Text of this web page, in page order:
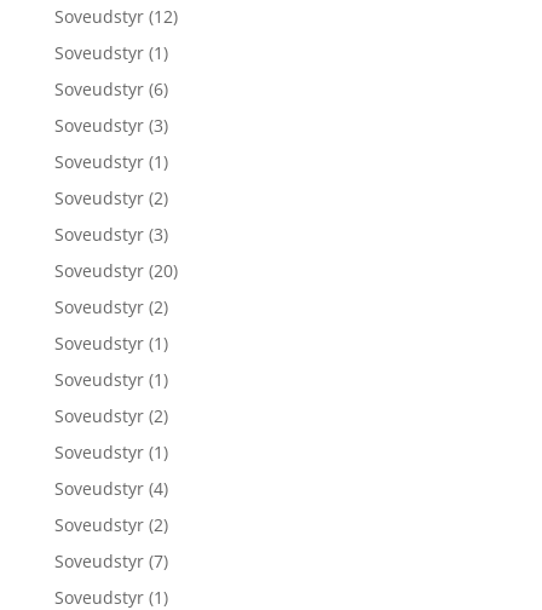
Soveudstyr (12)
Soveudstyr (1)
Soveudstyr (6)
Soveudstyr (3)
Soveudstyr (1)
Soveudstyr (2)
Soveudstyr (3)
Soveudstyr (20)
Soveudstyr (2)
Soveudstyr (1)
Soveudstyr (1)
Soveudstyr (2)
Soveudstyr (1)
Soveudstyr (4)
Soveudstyr (2)
Soveudstyr (7)
Soveudstyr (1)